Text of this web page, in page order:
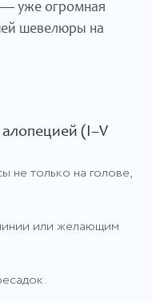
— уже огромная
шевелюры на
(I–V
не только на голове,
или желающим